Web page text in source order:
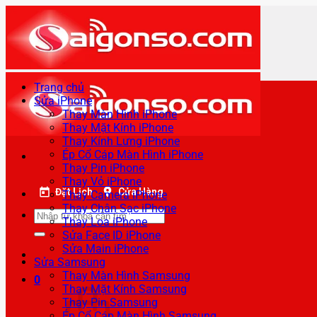
qua
nội
dung
Đặt Lịch Cửa Hàng
Tìm
kiếm:
0
Trang chủ
Sửa iPhone
Thay Màn Hình iPhone
Thay Mặt Kính iPhone
Thay Kính Lưng iPhone
Ép Cổ Cáp Màn Hình iPhone
Thay Pin iPhone
Thay Vỏ iPhone
Thay Camera iPhone
Thay Chân Sạc iPhone
Thay Loa iPhone
Sửa Face ID iPhone
Sửa Main iPhone
Sửa Samsung
Thay Màn Hình Samsung
Thay Mặt Kính Samsung
Thay Pin Samsung